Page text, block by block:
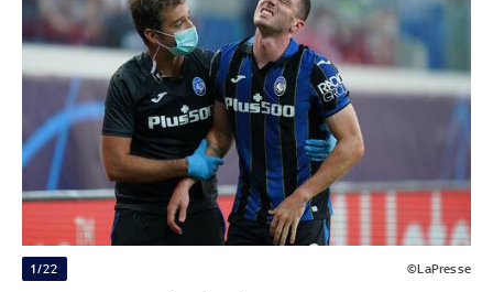
1/22 ©LaPresse